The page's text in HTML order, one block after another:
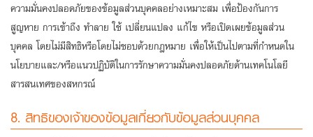
ความมั่นคงปลอดภัยของข้อมูลส่วนบุคคลอย่างเหมาะสม เพื่อป้องกันการ
สูญหาย การเข้าถึง ทำลาย ใช้ เปลี่ยนแปลง แก้ไข หรือเปิดเผยข้อมูลส่วน
บุคคล โดยไม่มีสิทธิหรือโดยไม่ชอบด้วยกฎหมาย เพื่อให้เป็นไปตามที่กำหนดใน
นโยบายและ/หรือแนวปฏิบัติในการรักษาความมั่นคงปลอดภัยด้านเทคโนโลยี
สารสนเทศของสหกรณ์
8. สิทธิของเจ้าของข้อมูลเกี่ยวกับข้อมูลส่วนบุคคล